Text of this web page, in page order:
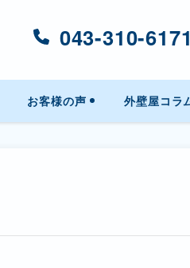
お客様の声 外壁屋コラ
043-310-6171